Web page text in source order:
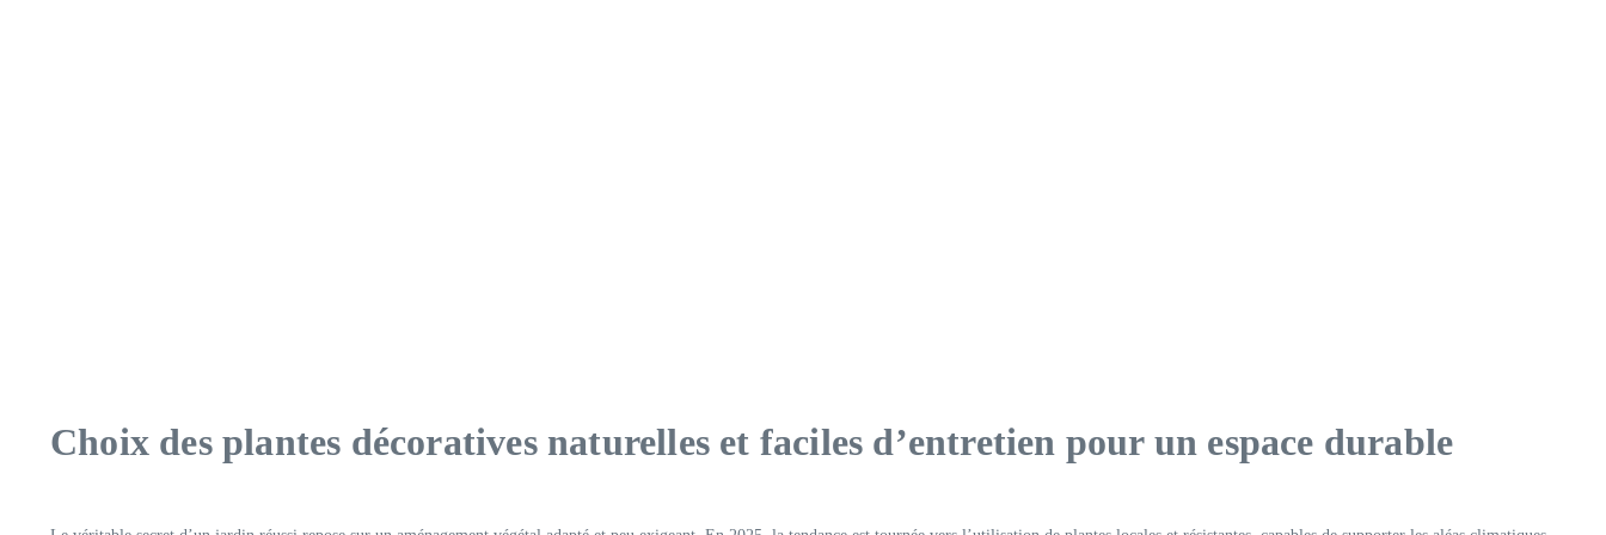
Choix des plantes décoratives naturelles et faciles d’entretien pour un espace durable